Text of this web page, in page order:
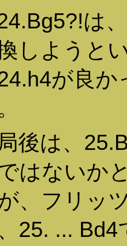
は
しようと
が良
後は、
はないか
、フリッ
25. ...